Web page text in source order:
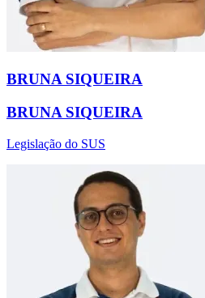
BRUNA SIQUEIRA
BRUNA SIQUEIRA
Legislação do SUS